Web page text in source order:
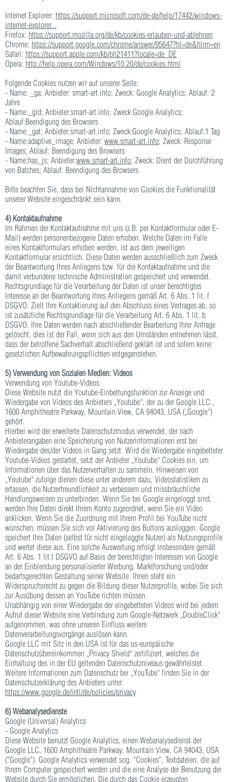
Internet Explorer: https://support.microsoft.com/de-de/help/17442/windows-
internet-explorer...
Firefox: https://support.mozilla.org/de/kb/cookies-erlauben-und-ablehnen
Chrome: https://support.google.com/chrome/answer/95647?hl=de&hlrm=en
Safari: https://support.apple.com/kb/ph21411?locale=de_DE
Opera: http://help.opera.com/Windows/10.20/de/cookies.html
Folgende Cookies nutzen wir auf unserer Seite:
- Name: _ga; Anbieter: smart-art.info; Zweck: Google Analytics; Ablauf: 2
Jahre
- Name:_gid; Anbieter:smart-art.info; Zweck:Google Analytics;
Ablauf:Beendigung des Browsers
- Name:_gat; Anbieter:smart-art.info; Zweck:Google Analytics; Ablauf:1 Tag
- Name:adaptive_image; Anbieter: www.smart-art.info; Zweck: Response
Images; Ablauf: Beendigung des Browsers
- Name:has_js; Anbieter:www.smart-art.info; Zweck: Dient der Durchführung
von Batches; Ablauf: Beendigung des Browsers
Bitte beachten Sie, dass bei Nichtannahme von Cookies die Funktionalität
unserer Website eingeschränkt sein kann.
4) Kontaktaufnahme
Im Rahmen der Kontaktaufnahme mit uns (z.B. per Kontaktformular oder E-
Mail) werden personenbezogene Daten erhoben. Welche Daten im Falle
eines Kontaktformulars erhoben werden, ist aus dem jeweiligen
Kontaktformular ersichtlich. Diese Daten werden ausschließlich zum Zweck
der Beantwortung Ihres Anliegens bzw. für die Kontaktaufnahme und die
damit verbundene technische Administration gespeichert und verwendet.
Rechtsgrundlage für die Verarbeitung der Daten ist unser berechtigtes
Interesse an der Beantwortung Ihres Anliegens gemäß Art. 6 Abs. 1 lit. f
DSGVO. Zielt Ihre Kontaktierung auf den Abschluss eines Vertrages ab, so
ist zusätzliche Rechtsgrundlage für die Verarbeitung Art. 6 Abs. 1 lit. b
DSGVO. Ihre Daten werden nach abschließender Bearbeitung Ihrer Anfrage
gelöscht, dies ist der Fall, wenn sich aus den Umständen entnehmen lässt,
dass der betroffene Sachverhalt abschließend geklärt ist und sofern keine
gesetzlichen Aufbewahrungspflichten entgegenstehen.
5) Verwendung von Sozialen Medien: Videos
Verwendung von Youtube-Videos
Diese Website nutzt die Youtube-Einbettungsfunktion zur Anzeige und
Wiedergabe von Videos des Anbieters „Youtube“, der zu der Google LLC.,
1600 Amphitheatre Parkway, Mountain View, CA 94043, USA („Google“)
gehört.
Hierbei wird der erweiterte Datenschutzmodus verwendet, der nach
Anbieterangaben eine Speicherung von Nutzerinformationen erst bei
Wiedergabe des/der Videos in Gang setzt. Wird die Wiedergabe eingebetteter
Youtube-Videos gestartet, setzt der Anbieter „Youtube“ Cookies ein, um
Informationen über das Nutzerverhalten zu sammeln. Hinweisen von
„Youtube“ zufolge dienen diese unter anderem dazu, Videostatistiken zu
erfassen, die Nutzerfreundlichkeit zu verbessern und missbräuchliche
Handlungsweisen zu unterbinden. Wenn Sie bei Google eingeloggt sind,
werden Ihre Daten direkt Ihrem Konto zugeordnet, wenn Sie ein Video
anklicken. Wenn Sie die Zuordnung mit Ihrem Profil bei YouTube nicht
wünschen, müssen Sie sich vor Aktivierung des Buttons ausloggen. Google
speichert Ihre Daten (selbst für nicht eingeloggte Nutzer) als Nutzungsprofile
und wertet diese aus. Eine solche Auswertung erfolgt insbesondere gemäß
Art. 6 Abs. 1 lit.f DSGVO auf Basis der berechtigten Interessen von Google
an der Einblendung personalisierter Werbung, Marktforschung und/oder
bedarfsgerechten Gestaltung seiner Website. Ihnen steht ein
Widerspruchsrecht zu gegen die Bildung dieser Nutzerprofile, wobei Sie sich
zur Ausübung dessen an YouTube richten müssen.
Unabhängig von einer Wiedergabe der eingebetteten Videos wird bei jedem
Aufruf dieser Website eine Verbindung zum Google-Netzwerk „DoubleClick“
aufgenommen, was ohne unseren Einfluss weitere
Datenverarbeitungsvorgänge auslösen kann.
Google LLC mit Sitz in den USA ist für das us-europäische
Datenschutzübereinkommen „Privacy Shield“ zertifiziert, welches die
Einhaltung des in der EU geltenden Datenschutzniveaus gewährleistet.
Weitere Informationen zum Datenschutz bei „YouTube“ finden Sie in der
Datenschutzerklärung des Anbieters unter:
https://www.google.de/intl/de/policies/privacy
6) Webanalysedienste
Google (Universal) Analytics
- Google Analytics
Diese Website benutzt Google Analytics, einen Webanalysedienst der
Google LLC, 1600 Amphitheatre Parkway, Mountain View, CA 94043, USA
("Google"). Google Analytics verwendet sog. "Cookies", Textdateien, die auf
Ihrem Computer gespeichert werden und die eine Analyse der Benutzung der
Website durch Sie ermöglichen. Die durch das Cookie erzeugten